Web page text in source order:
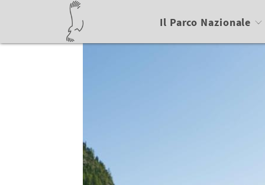
Il Parco Nazionale